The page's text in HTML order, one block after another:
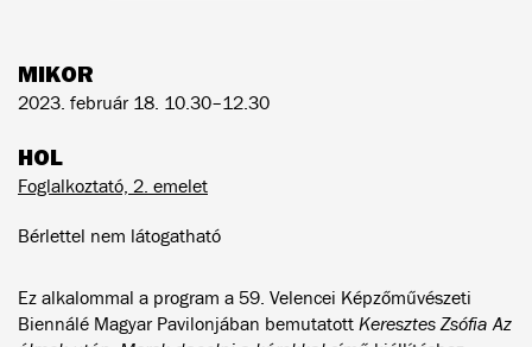
MIKOR
2023. február 18. 10.30–12.30
HOL
Foglalkoztató, 2. emelet
Bérlettel nem látogatható
Ez alkalommal a program a 59. Velencei Képzőművészeti
Biennálé Magyar Pavilonjában bemutatott Keresztes Zsófia Az